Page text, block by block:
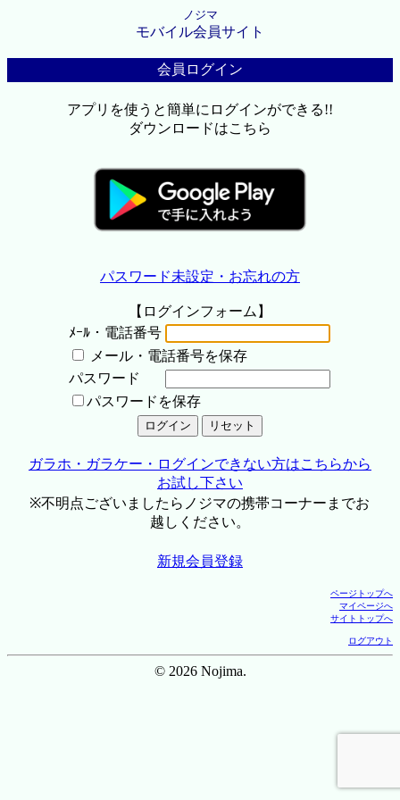
ノジマ
モバイル会員サイト
会員ログイン
アプリを使うと簡単にログインができる!!
ダウンロードはこちら
パスワード未設定・お忘れの方
【ログインフォーム】
ﾒｰﾙ・電話番号
メール・電話番号を保存
パスワード
パスワードを保存
ガラホ・ガラケー・ログインできない方はこちらから
お試し下さい
※不明点ございましたらノジマの携帯コーナーまでお
越しください。
新規会員登録
ページトップへ
マイページへ
サイトトップへ
ログアウト
© 2026 Nojima.